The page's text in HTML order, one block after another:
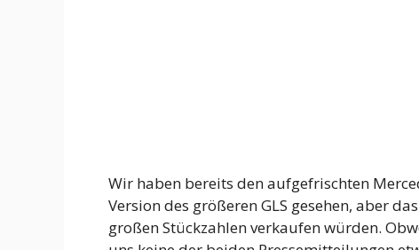
Wir haben bereits den aufgefrischten
Version des größeren GLS gesehen, aber
großen Stückzahlen verkaufen würden.